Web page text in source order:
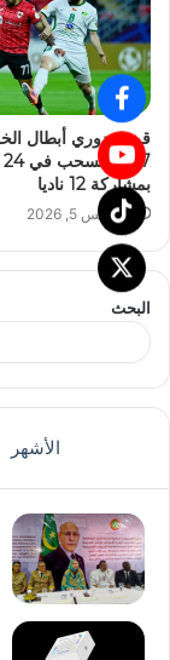
بمشاركة 12 ناديا
أغسطس 5, 2026
البحث
الأشهر